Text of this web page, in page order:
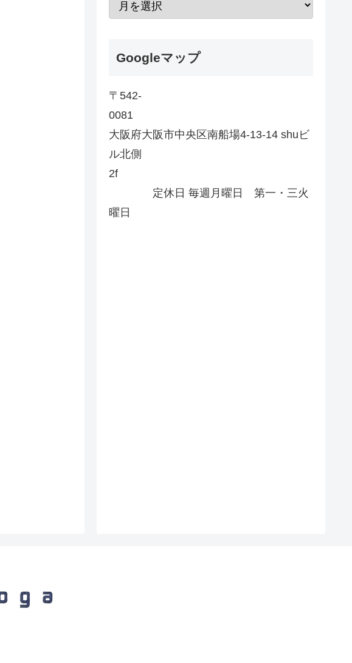
Googleマップ
〒542-
0081
大阪府大阪市中央区南船場4-13-14 shuビ
ル北側
2f
定休日 毎週月曜日 第一・三火
曜日